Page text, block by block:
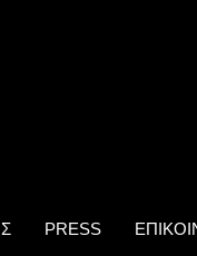
PRESS